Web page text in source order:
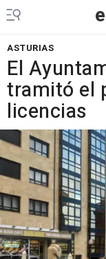
ASTURIAS
El
tramitó el
licencias